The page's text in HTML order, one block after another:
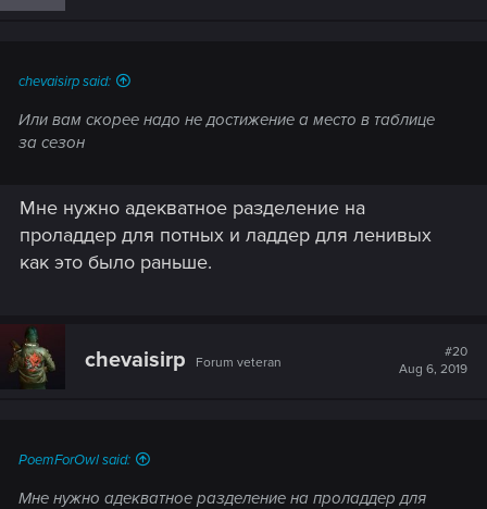
chevaisirp said:
Или вам скорее надо не достижение а место в таблице
за сезон
Мне нужно адекватное разделение на
проладдер для потных и ладдер для ленивых
как это было раньше.
chevaisirp Forum veteran
#20
Aug 6, 2019
PoemForOwl said:
Мне нужно адекватное разделение на проладдер для